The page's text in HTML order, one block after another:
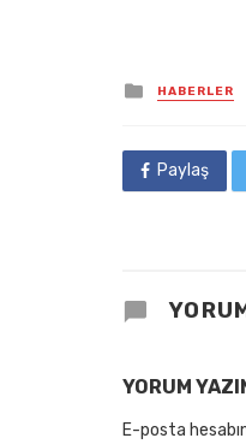
Posted
in
HABERLER
Paylaş
YORUM
E-posta